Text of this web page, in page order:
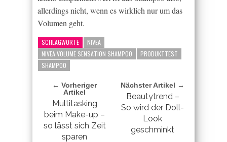
allerdings nicht, wenn es wirklich nur um das
Volumen geht.
SCHLAGWORTE
NIVEA
NIVEA VOLUME SENSATION SHAMPOO
PRODUKTTEST
SHAMPOO
← Vorheriger
Artikel
Multitasking
beim Make-up –
so lässt sich Zeit
sparen
Nächster Artikel →
Beautytrend –
So wird der Doll-
Look
geschminkt